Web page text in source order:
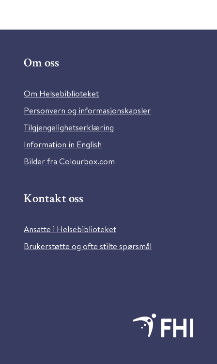
Om oss
Om Helsebiblioteket
Personvern og informasjonskapsler
Tilgjengelighetserklæring
Information in English
Bilder fra Colourbox.com
Kontakt oss
Ansatte i Helsebiblioteket
Brukerstøtte og ofte stilte spørsmål